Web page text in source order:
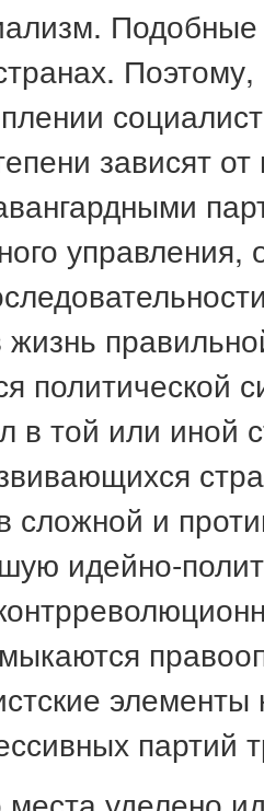
Поэтому,
зависят от
политической
в той или иной
сложной и
идейно-
партий